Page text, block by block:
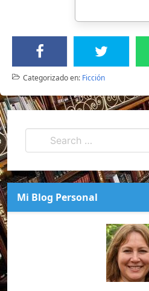
Categorizado en: Ficción
Mi Blog Personal